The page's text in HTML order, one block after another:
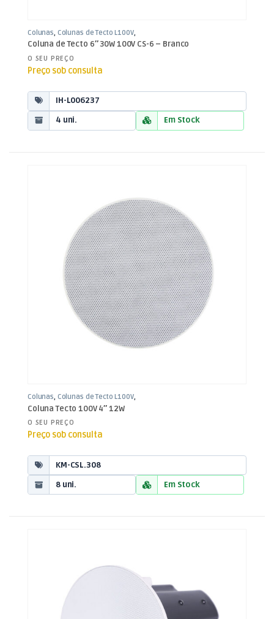
Colunas, Colunas de Tecto L100V,
Som e Luz
Coluna de Tecto 6″ 30W 100V CS-6 – Branco
O SEU PREÇO
Preço sob consulta
IH-L006237
4 uni.
Em Stock
Colunas, Colunas de Tecto L100V,
Som e Luz
Coluna Tecto 100V 4″ 12W
O SEU PREÇO
Preço sob consulta
KM-CSL.308
8 uni.
Em Stock